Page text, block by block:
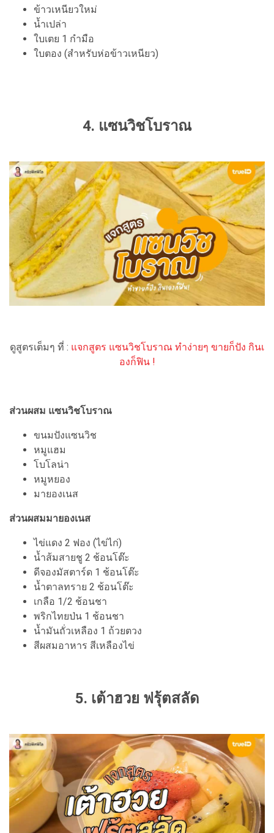
ข้าวเหนียวใหม่
น้ำเปล่า
ใบเตย 1 กำมือ
ใบตอง (สำหรับห่อข้าวเหนียว)
4. แซนวิชโบราณ
ดูสูตรเต็มๆ ที่ : แจกสูตร แซนวิชโบราณ ทำง่ายๆ ขายก็ปัง กินเ
องก็ฟิน !
ส่วนผสม แซนวิชโบราณ
ขนมปังแซนวิช
หมูแฮม
โบโลน่า
หมูหยอง
มายองเนส
ส่วนผสมมายองเนส
ไข่แดง 2 ฟอง (ไข่ไก่)
น้ำส้มสายชู 2 ช้อนโต๊ะ
ดีจองมัสตาร์ด 1 ช้อนโต๊ะ
น้ำตาลทราย 2 ช้อนโต๊ะ
เกลือ 1/2 ช้อนชา
พริกไทยป่น 1 ช้อนชา
น้ำมันถั่วเหลือง 1 ถ้วยตวง
สีผสมอาหาร สีเหลืองไข่
5. เต้าฮวย ฟรุ้ตสลัด